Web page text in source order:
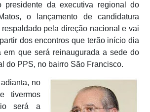
da executiva regional do
o lançamento de candidatura
pela direção nacional e vai
dos encontros que terão início dia
em que será reinaugurada a sede do
do PPS, no bairro São Francisco.
no
tivermos
será a